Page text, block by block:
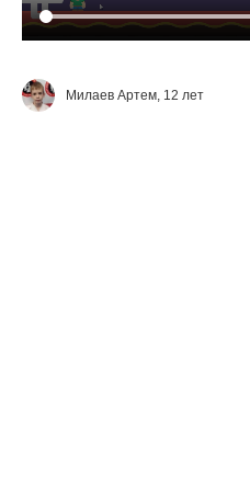
Милаев Артем, 12 лет